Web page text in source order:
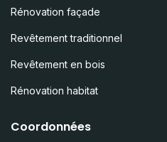
Rénovation façade
Revêtement traditionnel
Revêtement en bois
Rénovation habitat
Coordonnées